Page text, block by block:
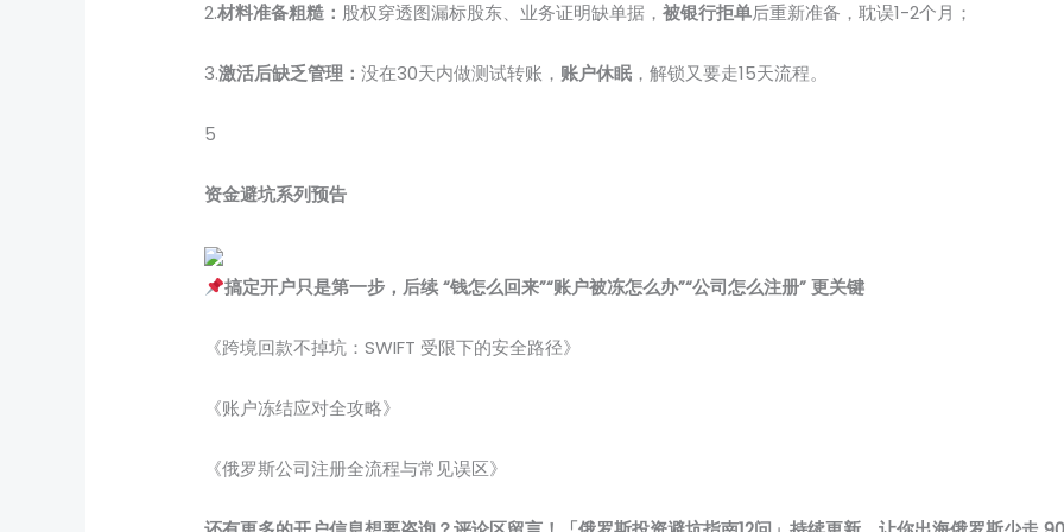
2.材料准备粗糙： 股权穿透图漏标股东、业务证明缺单据，被银行拒单后重新准备，耽误1-2个月；
3.激活后缺乏管理：没在30天内做测试转账， 账户休眠 ，解锁又要走15天流程。
5
资金避坑系列预告
搞定开户只是第一步，后续 “钱怎么回来”“账户被冻怎么办”“公司怎么注册” 更关键
《跨境回款不掉坑：SWIFT 受限下的安全路径》
《账户冻结应对全攻略》
《俄罗斯公司注册全流程与常见误区》